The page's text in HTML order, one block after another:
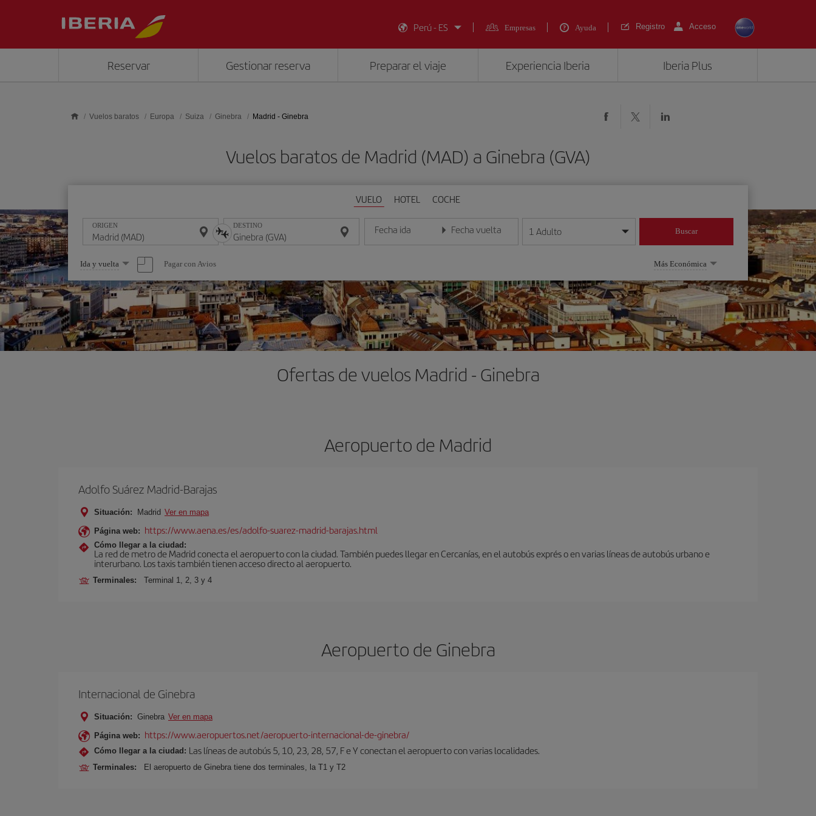
Perú - ES
Empresas Ayuda Registro Acceso
Reservar Gestionar reserva Preparar el viaje Experiencia Iberia Iberia Plus
Vuelos baratos Europa Suiza Ginebra Madrid - Ginebra
Vuelos baratos de Madrid (MAD) a Ginebra (GVA)
VUELO HOTEL COCHE
ORIGEN DESTINO Fecha ida
Introduce la fecha en formato día/mes/año
Fecha vuelta
Introduce la fecha en formato día/mes/año
1 Adulto Buscar
Seleccione
una
opción
Ida y vuelta Pagar con Avios Más Económica
Ofertas de vuelos Madrid - Ginebra
Aeropuerto de Madrid
Adolfo Suárez Madrid-Barajas
Situación: Madrid Ver en mapa
Página web: https://www.aena.es/es/adolfo-suarez-madrid-barajas.html
Cómo llegar a la ciudad:
La red de metro de Madrid conecta el aeropuerto con la ciudad. También puedes llegar en Cercanías, en el autobús exprés o en varias líneas de autobús urbano e
interurbano. Los taxis también tienen acceso directo al aeropuerto.
Terminales: Terminal 1, 2, 3 y 4
Aeropuerto de Ginebra
Internacional de Ginebra
Situación: Ginebra Ver en mapa
Página web: https://www.aeropuertos.net/aeropuerto-internacional-de-ginebra/
Cómo llegar a la ciudad: Las líneas de autobús 5, 10, 23, 28, 57, F e Y conectan el aeropuerto con varias localidades.
Terminales: El aeropuerto de Ginebra tiene dos terminales, la T1 y T2